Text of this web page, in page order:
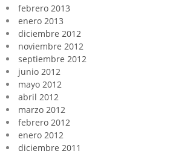
febrero 2013
enero 2013
diciembre 2012
noviembre 2012
septiembre 2012
junio 2012
mayo 2012
abril 2012
marzo 2012
febrero 2012
enero 2012
diciembre 2011